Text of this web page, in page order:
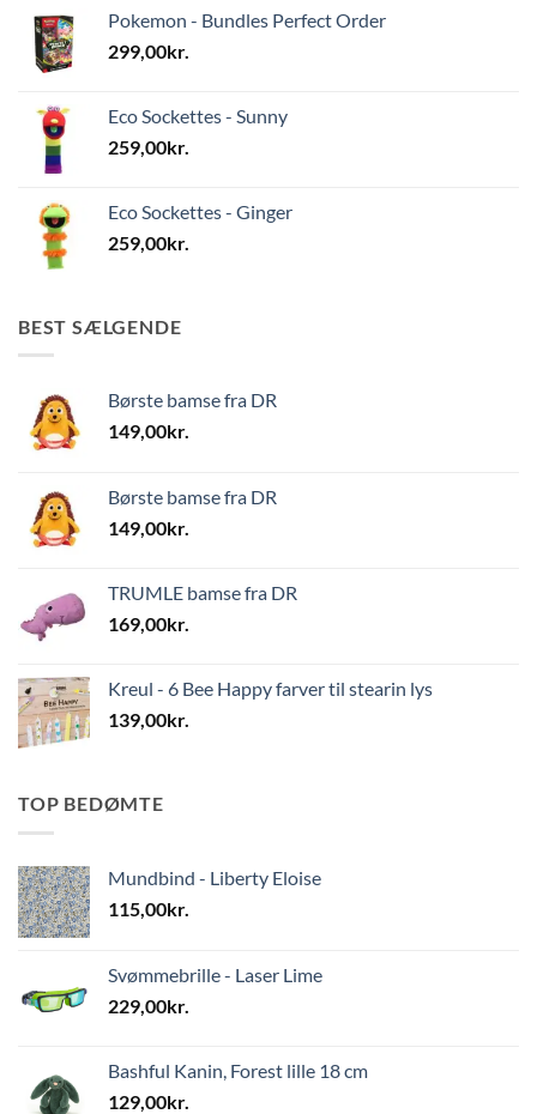
Pokemon - Bundles Perfect Order
299,00kr.
Eco Sockettes - Sunny
259,00kr.
Eco Sockettes - Ginger
259,00kr.
BEST SÆLGENDE
Børste bamse fra DR
149,00kr.
Børste bamse fra DR
149,00kr.
TRUMLE bamse fra DR
169,00kr.
Kreul - 6 Bee Happy farver til stearin lys
139,00kr.
TOP BEDØMTE
Mundbind - Liberty Eloise
115,00kr.
Svømmebrille - Laser Lime
229,00kr.
Bashful Kanin, Forest lille 18 cm
129,00kr.